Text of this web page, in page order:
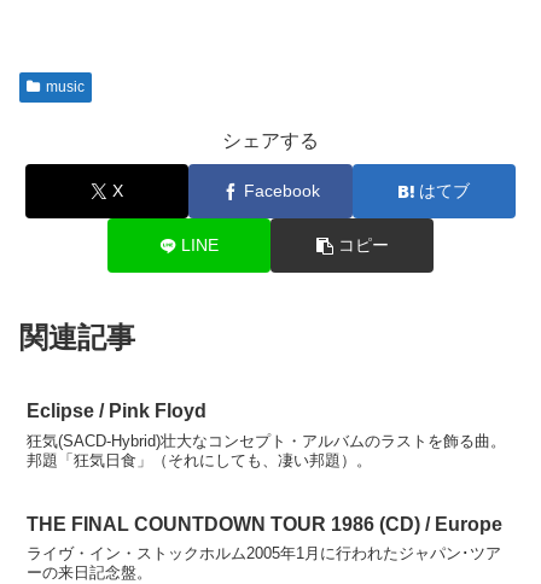
music
シェアする
X Facebook はてブ
LINE コピー
関連記事
Eclipse / Pink Floyd
狂気(SACD-Hybrid)壮大なコンセプト・アルバムのラストを飾る曲。
邦題「狂気日食」（それにしても、凄い邦題）。
THE FINAL COUNTDOWN TOUR 1986 (CD) / Europe
ライヴ・イン・ストックホルム2005年1月に行われたジャパン･ツア
ーの来日記念盤。